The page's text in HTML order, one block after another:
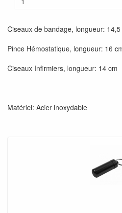
Ciseaux de bandage, longueur: 14,5
Pince Hémostatique, longueur: 16
Ciseaux Infirmiers, longueur: 14 cm
Matériel: Acier inoxydable